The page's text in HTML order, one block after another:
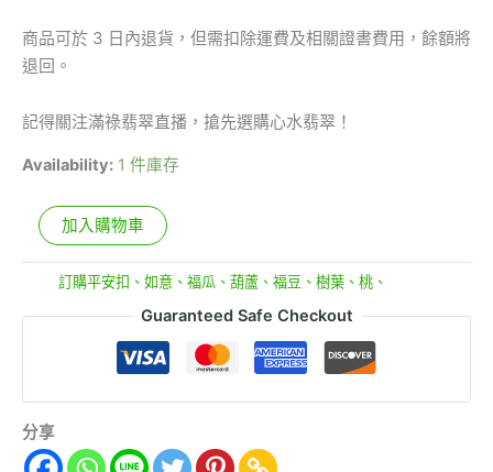
商品可於 3 日內退貨，但需扣除運費及相關證書費用，餘額將
退回。
記得關注滿祿翡翠直播，搶先選購心水翡翠！
Availability: 1 件庫存
加入購物車
訂購平安扣、如意、福瓜、葫蘆、福豆、樹葉、桃、
Guaranteed Safe Checkout
分享